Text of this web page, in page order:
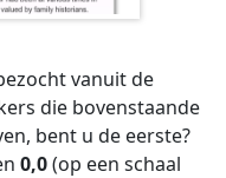
vanuit de
die bovenstaande
bent u de eerste?
0,0(op een schaal